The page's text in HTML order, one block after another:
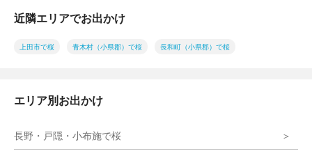
近隣エリアでお出かけ
上田市で桜 青木村（小県郡）で桜 長和町（小県郡）で桜
エリア別お出かけ
長野・戸隠・小布施で桜